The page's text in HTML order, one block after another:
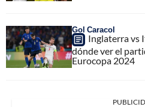
Gol Caracol
Inglaterra vs
dónde ver el
Eurocopa 2024